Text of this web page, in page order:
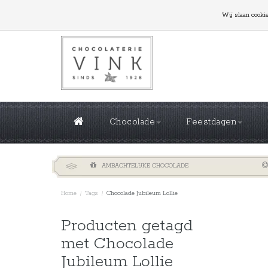
GROTE OPLAGES NODIG? NEEM CONTACT MET
Chocolade Feestdagen
AMBACHTELIJKE CHOCOLADE
Home / Tags / Chocolade Jubileum Lollie
Producten getagd
met Chocolade
Jubileum Lollie
Wij slaan